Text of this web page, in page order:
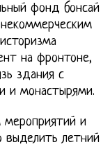
фонд бонсай
на фронтоне,
здания с
и монастырями.
мероприятий и
летний